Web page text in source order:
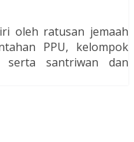
oleh ratusan jemaah
PPU, kelompok
serta santriwan dan